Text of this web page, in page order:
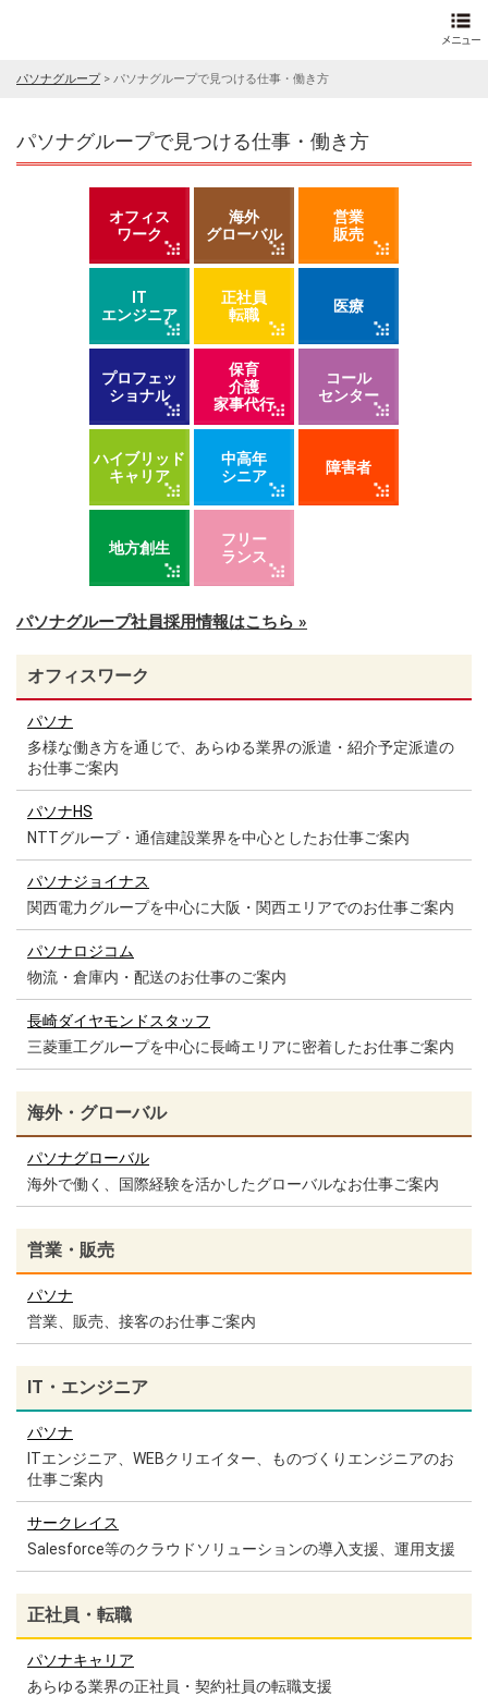
パソナグループ> パソナグループで見つける仕事・働き方
パソナグループで見つける仕事・働き方
オフィス
ワーク
海外
グローバル
営業
販売
IT
エンジニア
正社員
転職
医療
プロフェッ
ショナル
保育
介護
家事代行
コール
センター
ハイブリッド
キャリア
中高年
シニア
障害者
地方創生
フリー
ランス
パソナグループ社員採用情報はこちら »
オフィスワーク
パソナ
多様な働き方を通じで、あらゆる業界の派遣・紹介予定派遣の
お仕事ご案内
パソナHS
NTTグループ・通信建設業界を中心としたお仕事ご案内
パソナジョイナス
関西電力グループを中心に大阪・関西エリアでのお仕事ご案内
パソナロジコム
物流・倉庫内・配送のお仕事のご案内
長崎ダイヤモンドスタッフ
三菱重工グループを中心に長崎エリアに密着したお仕事ご案内
海外・グローバル
パソナグローバル
海外で働く、国際経験を活かしたグローバルなお仕事ご案内
営業・販売
パソナ
営業、販売、接客のお仕事ご案内
IT・エンジニア
パソナ
ITエンジニア、WEBクリエイター、ものづくりエンジニアのお
仕事ご案内
サークレイス
Salesforce等のクラウドソリューションの導入支援、運用支援
正社員・転職
パソナキャリア
あらゆる業界の正社員・契約社員の転職支援